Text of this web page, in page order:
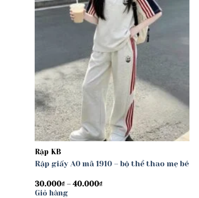
Rập KB
Rập giấy A0 mã 1910 – bộ thể thao mẹ bé
30.000₫ – 40.000₫Khoảng
Giỏ hàng